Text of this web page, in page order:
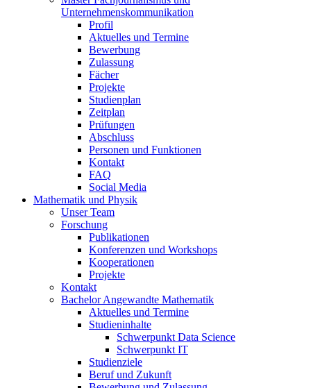
Unternehmenskommunikation
Profil
Aktuelles und Termine
Bewerbung
Zulassung
Fächer
Projekte
Studienplan
Zeitplan
Prüfungen
Abschluss
Personen und Funktionen
Kontakt
FAQ
Social Media
Mathematik und Physik
Unser Team
Forschung
Publikationen
Konferenzen und Workshops
Kooperationen
Projekte
Kontakt
Bachelor Angewandte Mathematik
Aktuelles und Termine
Studieninhalte
Schwerpunkt Data Science
Schwerpunkt IT
Studienziele
Beruf und Zukunft